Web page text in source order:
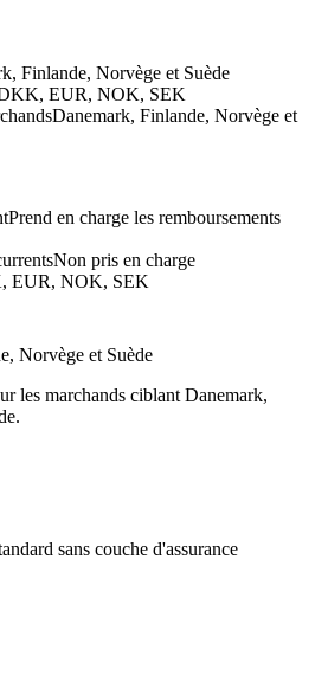
Finlande, Norvège et Suède
EUR, NOK, SEK
Danemark, Finlande, Norvège et
Prend en charge les remboursements
Non pris en charge
EUR, NOK, SEK
Norvège et Suède
les marchands ciblant Danemark,
sans couche d'assurance